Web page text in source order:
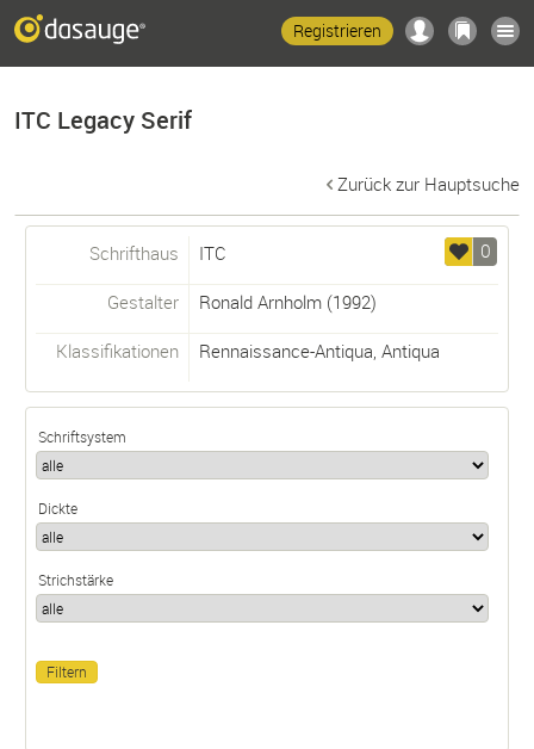
Registrieren
ITC Legacy Serif
Zurück zur Hauptsuche
0
Schrifthaus ITC
Gestalter Ronald Arnholm(1992)
Klassifikationen Rennaissance-Antiqua, Antiqua
Schriftsystem
Dickte
Strichstärke